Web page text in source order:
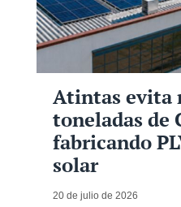
Atintas evita
toneladas de
fabricando
solar
20 de julio de 2026